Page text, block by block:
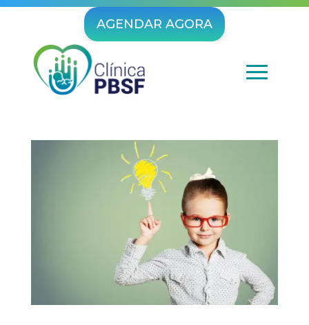
AGENDAR AGORA